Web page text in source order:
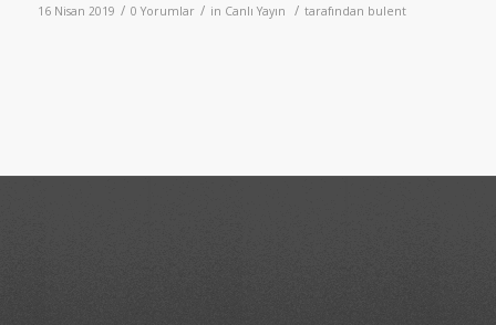
16 Nisan 2019 / 0 Yorumlar / in Canlı Yayın / tarafından bulent